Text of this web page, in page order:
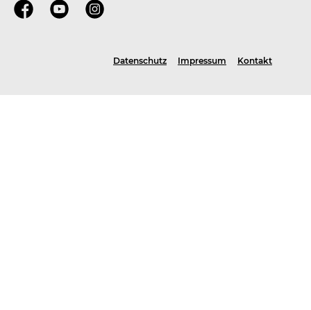
FacebookYoutubeInstagram
Datenschutz Impressum Kontakt